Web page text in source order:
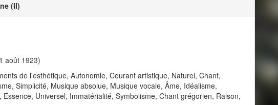
(II)
août 1923)
de l'esthétique, Autonomie, Courant artistique, Naturel, Chant,
Simplicité, Musique absolue, Musique vocale, Âme, Idéalisme,
Universel, Immatérialité, Symbolisme, Chant grégorien, Raison,